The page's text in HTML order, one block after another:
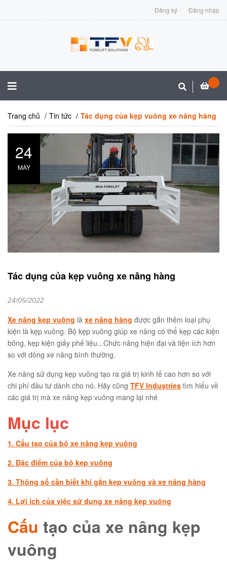
Đăng ký Đăng nhập
Trang chủ Tin tức Tác dụng của kẹp vuông xe nâng hàng
24
MAY
Tác dụng của kẹp vuông xe nâng hàng
24/05/2022
Xe nâng kẹp vuông là xe nâng hàng được gắn thêm loại phụ
kiện là kẹp vuông. Bộ kẹp vuông giúp xe nâng có thể kẹp các kiện
bông, kẹp kiện giấy phế liệu...Chức năng hiện đại và tiện ích hơn
so với dòng xe nâng bình thường.
Xe nâng sử dụng kẹp vuông tạo ra giá trị kinh tế cao hơn so với
chi phí đầu tư dành cho nó. Hãy cũng TFV Industries tìm hiểu về
các giá trị mà xe nâng kẹp vuông mang lại nhé
Mục lục
1. Cấu tạo của bộ xe nâng kẹp vuông
2. Đặc điểm của bộ kẹp vuông
3. Thông số cần biết khi gắn kẹp vuông và xe nâng hàng
4. Lợi ích của việc sử dụng xe nâng kẹp vuông
Cấu tạo của xe nâng kẹp
vuông